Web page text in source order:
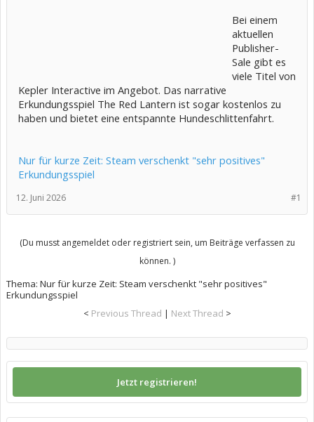
Bei einem
aktuellen
Publisher-
Sale gibt es
viele Titel von
Kepler Interactive im Angebot. Das narrative
Erkundungsspiel The Red Lantern ist sogar kostenlos zu
haben und bietet eine entspannte Hundeschlittenfahrt.
Nur für kurze Zeit: Steam verschenkt "sehr positives"
Erkundungsspiel
#1
12. Juni 2026
(Du musst angemeldet oder registriert sein, um Beiträge verfassen zu
können. )
Thema: Nur für kurze Zeit: Steam verschenkt "sehr positives"
Erkundungsspiel
< Previous Thread | Next Thread >
Jetzt registrieren!